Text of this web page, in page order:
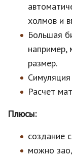
холмов и
Большая
например,
размер.
Расчет
Плюсы:
создание
можно